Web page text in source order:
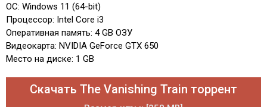
ОС: Windows 11 (64-bit)
Процессор: Intel Core i3
Оперативная память: 4 GB ОЗУ
Видеокарта: NVIDIA GeForce GTX 650
Место на диске: 1 GB
Скачать The Vanishing Train торрент